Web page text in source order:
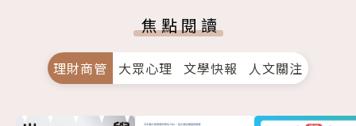
焦點閱讀
理財商管 大眾心理 文學快報 人文關注